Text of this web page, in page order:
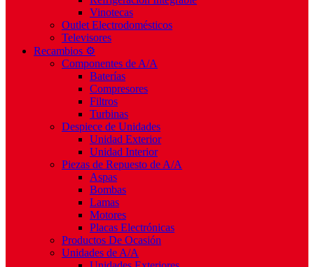
Vinotecas
Outlet Electrodomésticos
Televisores
Recambios ⚙️
Componentes de A/A
Baterías
Compresores
Filtros
Turbinas
Despiece de Unidades
Unidad Exterior
Unidad Interior
Piezas de Repuesto de A/A
Aspas
Bombas
Lamas
Motores
Placas Electrónicas
Productos De Ocasión
Unidades de A/A